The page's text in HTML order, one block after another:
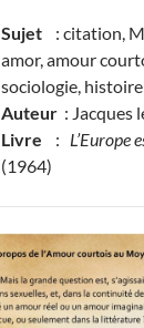
Sujet
: citation,
amor, amour
sociologie,
Auteur : Jacques
Livre
: L’Europe
(1964)